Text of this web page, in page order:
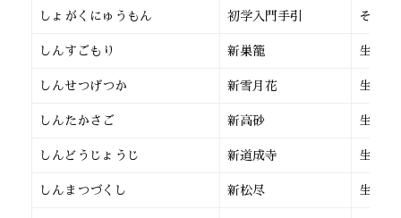
しょがくにゅうもん 初学入門手引 その他
しんすごもり 新巣籠 生田流
しんせつげつか 新雪月花 生田流
しんたかさご 新高砂 生田流
しんどうじょうじ 新道成寺 生田流
しんまつづくし 新松尽 生田流